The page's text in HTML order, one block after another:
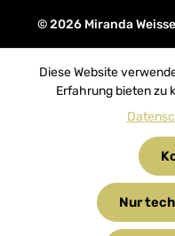
© 2026 Miranda
Diese Website
Erfahrung bieten zu
Nur